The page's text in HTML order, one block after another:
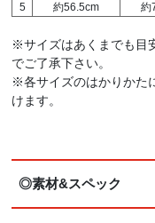
5
約56.5cm 約
※サイズはあくまでも目
でご了承下さい。
※各サイズのはかりかた
けます。
◎素材&スペック